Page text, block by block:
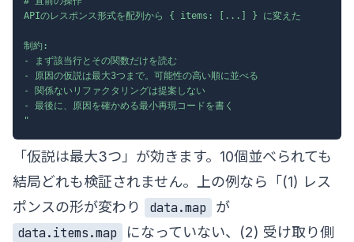
APIのレスポンス形式を配列から { items: [...] } に変えた
制約:
- まず該当行とその関数だけを読む
- 原因の仮説は最大3つまで。可能性の高い順に並べる
- 関係ないリファクタリングは提案しない
- 最後に、原因を確かめる最小再現コードを書く
"
「仮説は最大3つ」が効きます。10個並べられても
結局どれも検証されません。上の例なら「(1) レス
ポンスの形が変わり
data.map
が
data.items.map
になっていない、(2) 受け取り側